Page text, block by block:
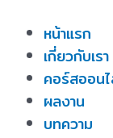
content
หน้าแรก
เกี่ยวกับเรา
คอร์สออน
ผลงาน
บทความ